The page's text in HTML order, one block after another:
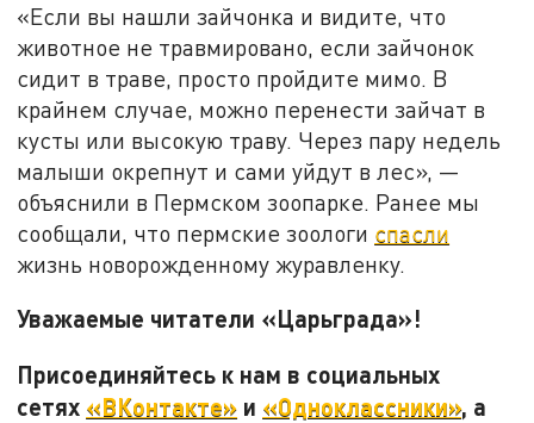
«Если вы нашли зайчонка и видите, что
животное не травмировано, если зайчонок
сидит в траве, просто пройдите мимо. В
крайнем случае, можно перенести зайчат в
кусты или высокую траву. Через пару недель
малыши окрепнут и сами уйдут в лес», —
объяснили в Пермском зоопарке. Ранее мы
сообщали, что пермские зоологи спасли
жизнь новорожденному журавленку.
Уважаемые читатели «Царьграда»!
Присоединяйтесь к нам в социальных
сетях «ВКонтакте» и «Одноклассники», а